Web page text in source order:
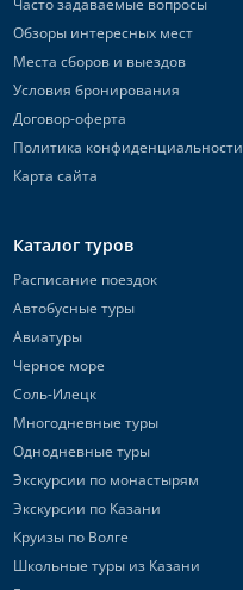
Обзоры интересных мест
Места сборов и выездов
Условия бронирования
Договор-оферта
Политика конфиденциальности
Карта сайта
Каталог туров
Расписание поездок
Автобусные туры
Авиатуры
Черное море
Соль-Илецк
Многодневные туры
Однодневные туры
Экскурсии по монастырям
Экскурсии по Казани
Круизы по Волге
Школьные туры из Казани